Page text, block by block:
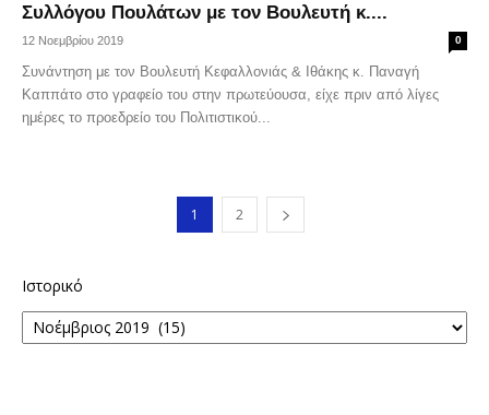
Συλλόγου Πουλάτων με τον Βουλευτή κ....
12 Νοεμβρίου 2019 0
Συνάντηση με τον Βουλευτή Κεφαλλονιάς & Ιθάκης κ. Παναγή
Καππάτο στο γραφείο του στην πρωτεύουσα, είχε πριν από λίγες
ημέρες το προεδρείο του Πολιτιστικού...
1 2
Ιστορικό